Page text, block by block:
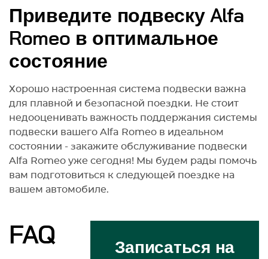
Приведите подвеску Alfa
Romeo в оптимальное
состояние
Хорошо настроенная система подвески важна
для плавной и безопасной поездки. Не стоит
недооценивать важность поддержания системы
подвески вашего Alfa Romeo в идеальном
состоянии - закажите обслуживание подвески
Alfa Romeo уже сегодня! Мы будем рады помочь
вам подготовиться к следующей поездке на
вашем автомобиле.
FAQ
Записаться на